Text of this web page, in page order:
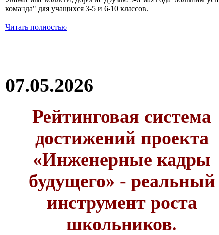
команда" для учащихся 3-5 и 6-10 классов.
Читать полностью
07.05.2026
Рейтинговая система
достижений проекта
«Инженерные кадры
будущего» - реальный
инструмент роста
школьников.